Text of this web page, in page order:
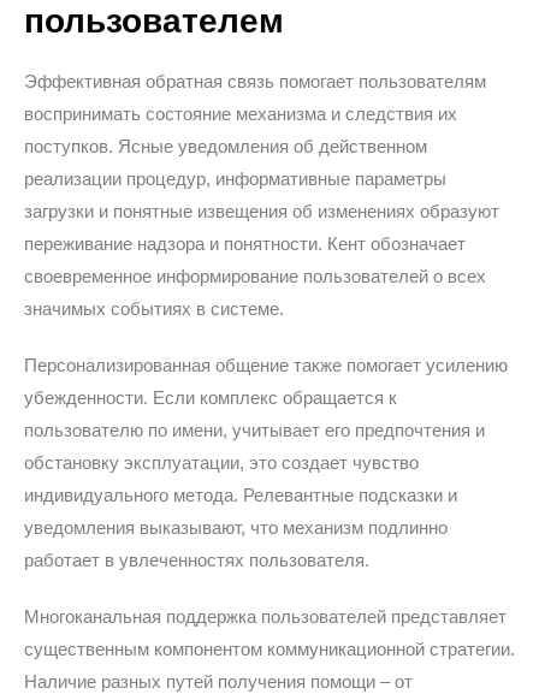
пользователем
Эффективная обратная связь помогает пользователям
воспринимать состояние механизма и следствия их
поступков. Ясные уведомления об действенном
реализации процедур, информативные параметры
загрузки и понятные извещения об изменениях образуют
переживание надзора и понятности. Кент обозначает
своевременное информирование пользователей о всех
значимых событиях в системе.
Персонализированная общение также помогает усилению
убежденности. Если комплекс обращается к
пользователю по имени, учитывает его предпочтения и
обстановку эксплуатации, это создает чувство
индивидуального метода. Релевантные подсказки и
уведомления выказывают, что механизм подлинно
работает в увлеченностях пользователя.
Многоканальная поддержка пользователей представляет
существенным компонентом коммуникационной стратегии.
Наличие разных путей получения помощи – от